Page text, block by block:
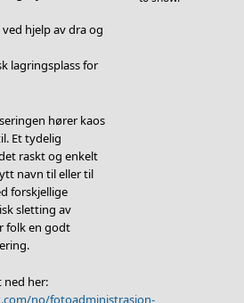
hjelp av dra og
lagringsplass for
hører kaos
Et tydelig
raskt og enkelt
navn til eller til
forskjellige
sletting av
folk en godt
ned her:
no/fotoadministrasjon-